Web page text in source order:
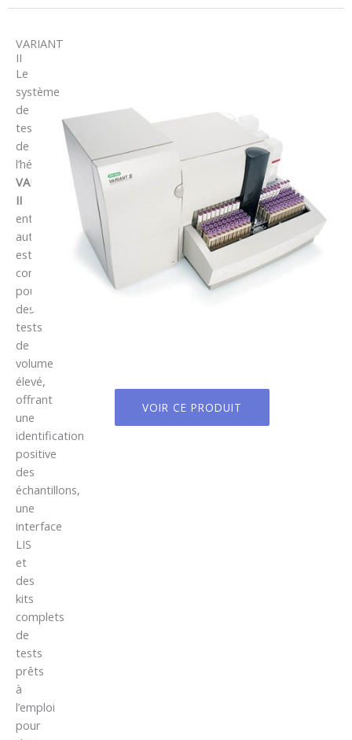
VARIANT
II
Le
système
de
test
de
l’hémoglobine
VARIANT
II
entièrement
automatisé
est
conçu
pour
des
tests
de
volume
élevé,
offrant
une
identification
positive
des
échantillons,
une
interface
LIS
et
des
kits
complets
de
tests
prêts
à
l’emploi
pour
VOIR CE PRODUIT